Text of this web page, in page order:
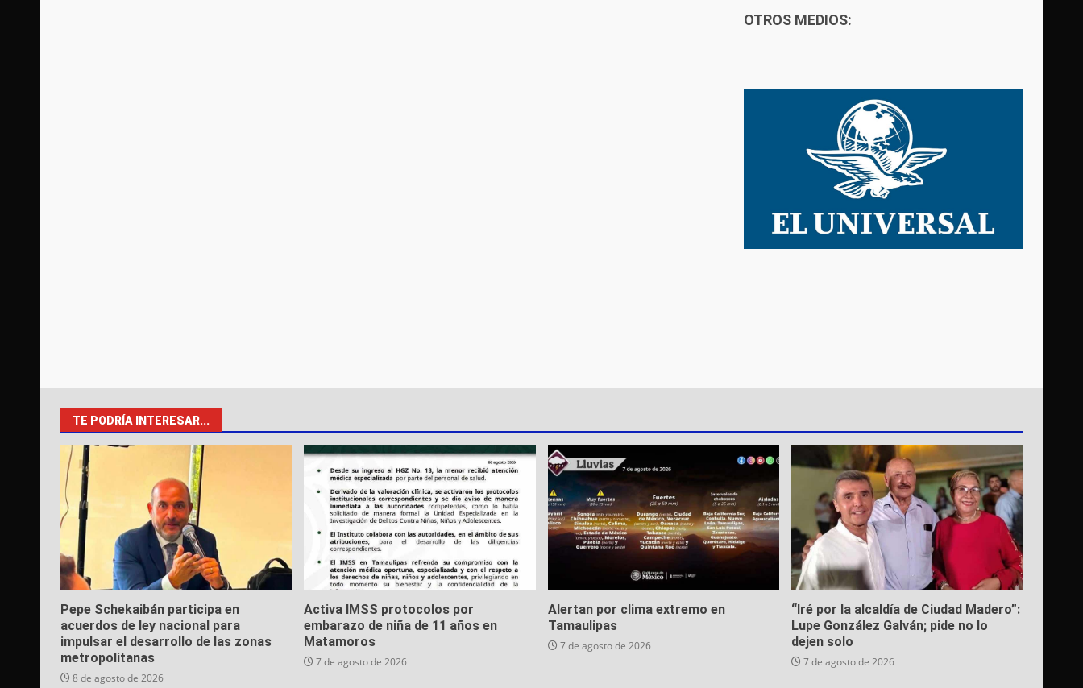
OTROS MEDIOS:
TE PODRÍA INTERESAR...
Pepe Schekaibán participa en
acuerdos de ley nacional para
impulsar el desarrollo de las zonas
metropolitanas
8 de agosto de 2026
Activa IMSS protocolos por
embarazo de niña de 11 años en
Matamoros
7 de agosto de 2026
Alertan por clima extremo en
Tamaulipas
7 de agosto de 2026
“Iré por la alcaldía de Ciudad Madero”:
Lupe González Galván; pide no lo
dejen solo
7 de agosto de 2026